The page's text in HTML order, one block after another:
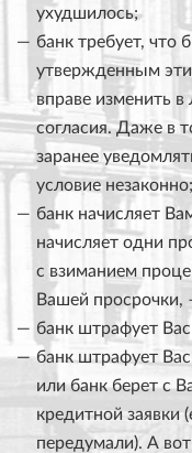
ухудшилось;
банк требует, что
утвержденным
вправе изменить
согласия. Даже в
заранее
условие незаконно;
банк начисляет
начисляет одни
с взиманием
Вашей просрочки,
банк штрафует
банк штрафует
или банк берет с
кредитной заявки
передумали). А